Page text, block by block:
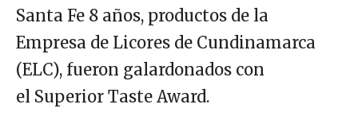
Santa Fe 8 años, productos de la
Empresa de Licores de Cundinamarca
(ELC), fueron galardonados con
el Superior Taste Award.